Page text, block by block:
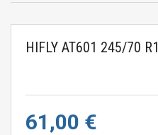
HIFLY AT601 245/70
61,00 €